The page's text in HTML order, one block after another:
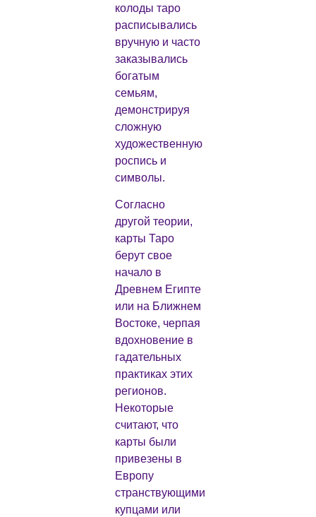
колоды таро
расписывались
вручную и часто
заказывались
богатым
семьям,
демонстрируя
сложную
художественную
роспись и
символы.
Согласно
другой теории,
карты Таро
берут свое
начало в
Древнем Египте
или на Ближнем
Востоке, черпая
вдохновение в
гадательных
практиках этих
регионов.
Некоторые
считают, что
карты были
привезены в
Европу
странствующими
купцами или